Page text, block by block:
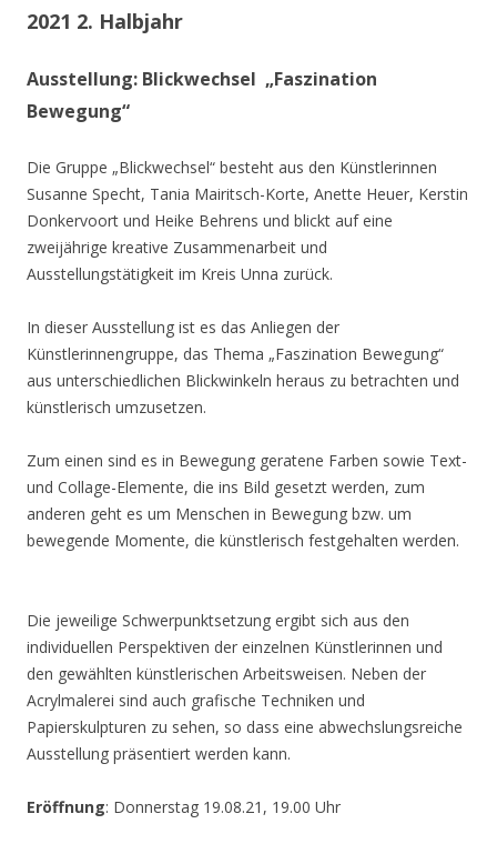
2021 2. Halbjahr
Ausstellung: Blickwechsel „Faszination
Bewegung“
Die Gruppe „Blickwechsel“ besteht aus den Künstlerinnen
Susanne Specht, Tania Mairitsch-Korte, Anette Heuer, Kerstin
Donkervoort und Heike Behrens und blickt auf eine
zweijährige kreative Zusammenarbeit und
Ausstellungstätigkeit im Kreis Unna zurück.
In dieser Ausstellung ist es das Anliegen der
Künstlerinnengruppe, das Thema „Faszination Bewegung“
aus unterschiedlichen Blickwinkeln heraus zu betrachten und
künstlerisch umzusetzen.
Zum einen sind es in Bewegung geratene Farben sowie Text-
und Collage-Elemente, die ins Bild gesetzt werden, zum
anderen geht es um Menschen in Bewegung bzw. um
bewegende Momente, die künstlerisch festgehalten werden.
Die jeweilige Schwerpunktsetzung ergibt sich aus den
individuellen Perspektiven der einzelnen Künstlerinnen und
den gewählten künstlerischen Arbeitsweisen. Neben der
Acrylmalerei sind auch grafische Techniken und
Papierskulpturen zu sehen, so dass eine abwechslungsreiche
Ausstellung präsentiert werden kann.
Eröffnung: Donnerstag 19.08.21, 19.00 Uhr